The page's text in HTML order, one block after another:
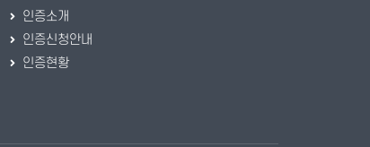
인증소개
인증신청안내
인증현황